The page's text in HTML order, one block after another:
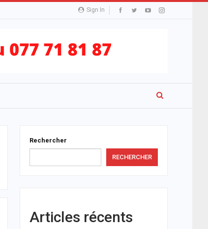
Sign In
Rechercher
RECHERCHER
Articles récents